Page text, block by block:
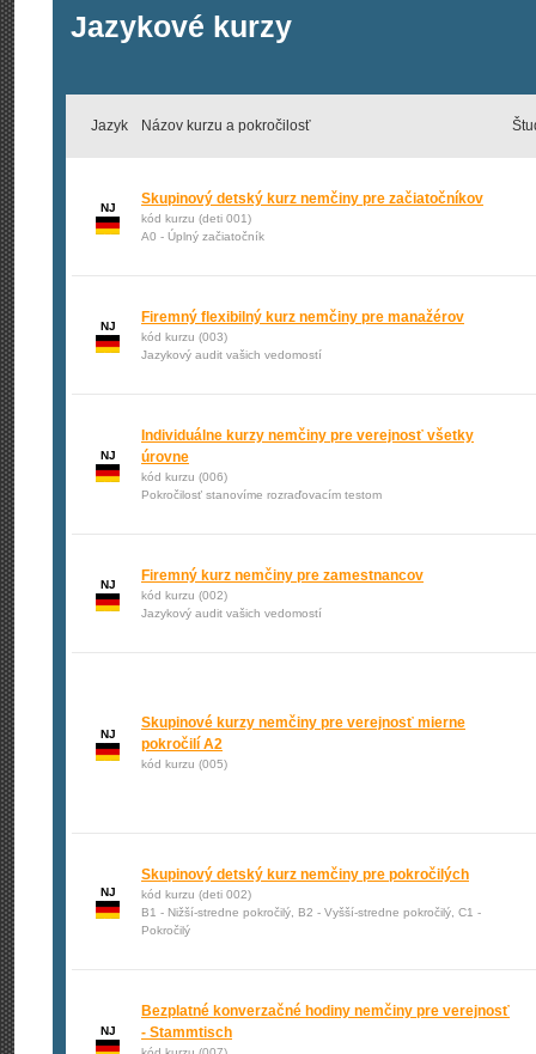
Jazykové kurzy
Jazyk Názov kurzu a pokročilosť
NJ
Skupinový detský kurz nemčiny pre začiatočníkov
kód kurzu (deti 001)
A0 - Úplný začiatočník
NJ
Firemný flexibilný kurz nemčiny pre manažérov
kód kurzu (003)
Jazykový audit vašich vedomostí
NJ
Individuálne kurzy nemčiny pre verejnosť všetky
úrovne
kód kurzu (006)
Pokročilosť stanovíme rozraďovacím testom
NJ
Firemný kurz nemčiny pre zamestnancov
kód kurzu (002)
Jazykový audit vašich vedomostí
NJ
Skupinové kurzy nemčiny pre verejnosť mierne
pokročilí A2
kód kurzu (005)
NJ
Skupinový detský kurz nemčiny pre pokročilých
kód kurzu (deti 002)
B1 - Nižší-stredne pokročilý, B2 - Vyšší-stredne pokročilý, C1 -
Pokročilý
NJ
Bezplatné konverzačné hodiny nemčiny pre verejnosť
- Stammtisch